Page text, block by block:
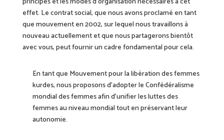
effet. Le contrat social, que nous avons proclamé en tant
que mouvement en 2002, sur lequel nous travaillons à
nouveau actuellement et que nous partagerons bientôt
avec vous, peut fournir un cadre fondamental pour cela.
En tant que Mouvement pour la libération des femmes
kurdes, nous proposons d’adopter le Confédéralisme
mondial des femmes afin d’unifier les luttes des
femmes au niveau mondial tout en préservant leur
autonomie.